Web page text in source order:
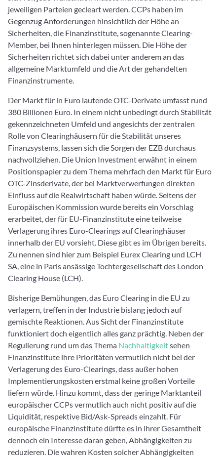
jeweiligen Parteien gecleart werden. CCPs haben im
Gegenzug Anforderungen hinsichtlich der Höhe an
Sicherheiten, die Finanzinstitute, sogenannte Clearing-
Member, bei Ihnen hinterlegen müssen. Die Höhe der
Sicherheiten richtet sich dabei unter anderem an das
allgemeine Marktumfeld und die Art der gehandelten
Finanzinstrumente.
Der Markt für in Euro lautende OTC-Derivate umfasst rund
380 Billionen Euro. In einem nicht unbedingt durch Stabilität
gekennzeichneten Umfeld und angesichts der zentralen
Rolle von Clearinghäusern für die Stabilität unseres
Finanzsystems, lassen sich die Sorgen der EZB durchaus
nachvollziehen. Die Union Investment erwähnt in einem
Positionspapier zu dem Thema mehrfach den Markt für Euro
OTC-Zinsderivate, der bei Marktverwerfungen direkten
Einfluss auf die Realwirtschaft haben würde. Seitens der
Europäischen Kommission wurde bereits ein Vorschlag
erarbeitet, der für EU-Finanzinstitute eine teilweise
Verlagerung ihres Euro-Clearings auf Clearinghäuser
innerhalb der EU vorsieht. Diese gibt es im Übrigen bereits.
Zu nennen sind hier zum Beispiel Eurex Clearing und LCH
SA, eine in Paris ansässige Tochtergesellschaft des London
Clearing House (LCH).
Bisherige Bemühungen, das Euro Clearing in die EU zu
verlagern, treffen in der Industrie bislang jedoch auf
gemischte Reaktionen. Aus Sicht der Finanzinstitute
funktioniert doch eigentlich alles ganz prächtig. Neben der
Regulierung rund um das Thema Nachhaltigkeitsehen
Finanzinstitute ihre Prioritäten vermutlich nicht bei der
Verlagerung des Euro-Clearings, dass außer hohen
Implementierungskosten erstmal keine großen Vorteile
liefern würde. Hinzu kommt, dass der geringe Marktanteil
europäischer CCPs vermutlich auch nicht positiv auf die
Liquidität, respektive Bid/Ask-Spreads einzahlt. Für
europäische Finanzinstitute dürfte es in ihrer Gesamtheit
dennoch ein Interesse daran geben, Abhängigkeiten zu
reduzieren. Die wahren Kosten solcher Abhängigkeiten